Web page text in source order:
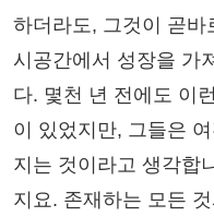
하더라도, 그것이 곧바
시공간에서 성장을 가
다. 몇천 년 전에도 이
이 있었지만, 그들은
지는 것이라고 생각합
지요. 존재하는 모든